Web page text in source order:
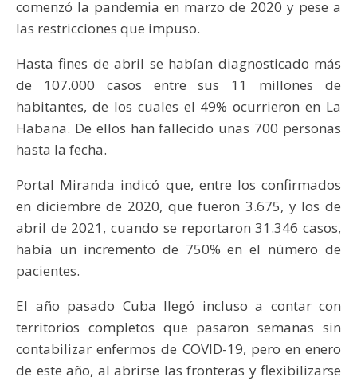
comenzó la pandemia en marzo de 2020 y pese a
las restricciones que impuso.
Hasta fines de abril se habían diagnosticado más
de 107.000 casos entre sus 11 millones de
habitantes, de los cuales el 49% ocurrieron en La
Habana. De ellos han fallecido unas 700 personas
hasta la fecha.
Portal Miranda indicó que, entre los confirmados
en diciembre de 2020, que fueron 3.675, y los de
abril de 2021, cuando se reportaron 31.346 casos,
había un incremento de 750% en el número de
pacientes.
El año pasado Cuba llegó incluso a contar con
territorios completos que pasaron semanas sin
contabilizar enfermos de COVID-19, pero en enero
de este año, al abrirse las fronteras y flexibilizarse